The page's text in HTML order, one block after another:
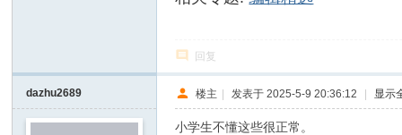
回复
dazhu2689 楼主 | 发表于 2025-5-9 20:36:12 | 显示
小学生不懂这些很正常。